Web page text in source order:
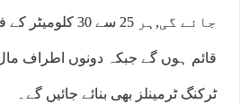
جائے گی,ہر 25 سے 30
قائم ہوں گے جبکہ دونوں اطراف مال
ٹرکنگ ٹرمینلز بھی بنائے جائیں گے۔